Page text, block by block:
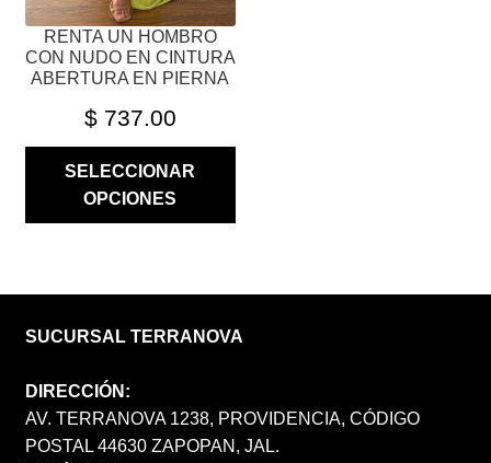
RENTA UN HOMBRO
CON NUDO EN CINTURA
ABERTURA EN PIERNA
$737.00
SELECCIONAR
OPCIONES
PÁGINA
DE
PRODUCTO
SUCURSAL TERRANOVA
DIRECCIÓN:
AV. TERRANOVA 1238, PROVIDENCIA, CÓDIGO
POSTAL 44630 ZAPOPAN, JAL.